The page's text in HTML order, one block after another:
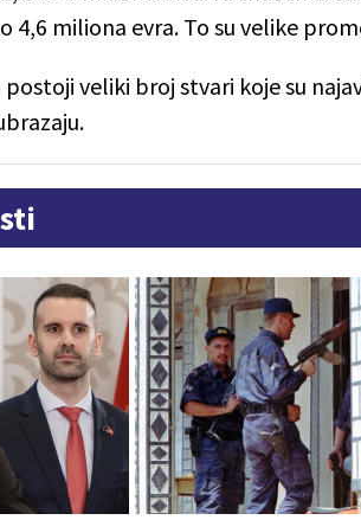
4,6 miliona evra. To su velike
postoji veliki broj stvari koje su